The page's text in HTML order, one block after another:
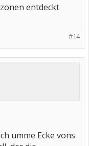
entdeckt
#14
umme Ecke vons